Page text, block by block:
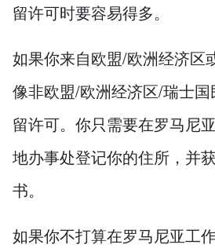
留许可时要容易得多。
如果你来自欧盟/欧洲经济区
像非欧盟/欧洲经济区/瑞士
留许可。你只需要在罗马尼
地办事处登记你的住所，并
书。
如果你不打算在罗马尼亚工